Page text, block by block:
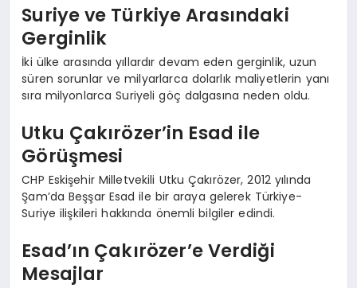
Suriye ve Türkiye Arasındaki
Gerginlik
İki ülke arasında yıllardır devam eden gerginlik, uzun
süren sorunlar ve milyarlarca dolarlık maliyetlerin yanı
sıra milyonlarca Suriyeli göç dalgasına neden oldu.
Utku Çakırözer’in Esad ile
Görüşmesi
CHP Eskişehir Milletvekili Utku Çakırözer, 2012 yılında
Şam’da Beşşar Esad ile bir araya gelerek Türkiye-
Suriye ilişkileri hakkında önemli bilgiler edindi.
Esad’ın Çakırözer’e Verdiği
Mesajlar